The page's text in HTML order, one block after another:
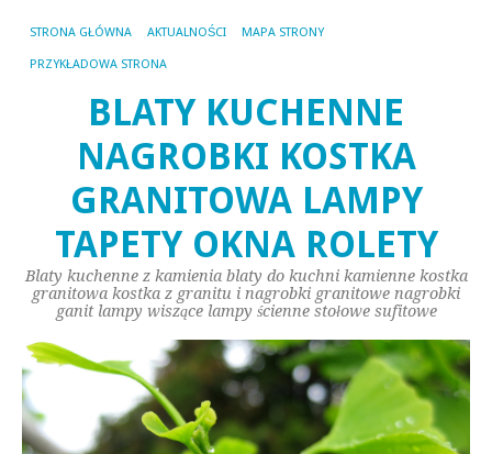
STRONA GŁÓWNA AKTUALNOŚCI MAPA STRONY
PRZYKŁADOWA STRONA
BLATY KUCHENNE
NAGROBKI KOSTKA
GRANITOWA LAMPY
TAPETY OKNA ROLETY
Blaty kuchenne z kamienia blaty do kuchni kamienne kostka
granitowa kostka z granitu i nagrobki granitowe nagrobki
ganit lampy wiszące lampy ścienne stołowe sufitowe